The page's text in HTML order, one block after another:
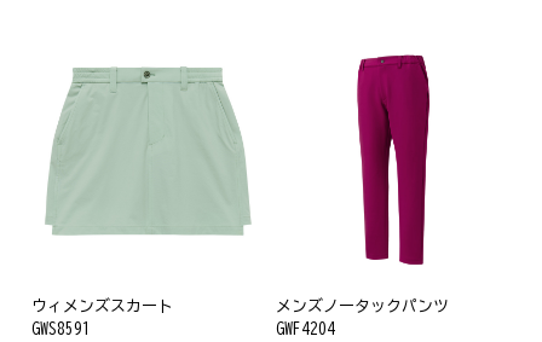
ウィメンズスカート
GWS8591
メンズノータックパンツ
GWF4204